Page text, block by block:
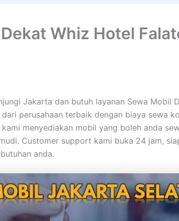
Whiz Hotel
Jakarta dan butuh layanan Sewa Mobil
perusahaan terbaik dengan biaya sewa
menyediakan mobil yang boleh anda
Customer support kami buka 24 jam,
anda.